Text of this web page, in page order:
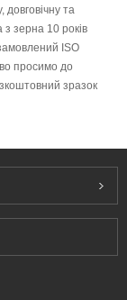
та
зерна 10 років
ISO
просимо до
зразок